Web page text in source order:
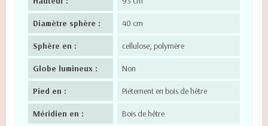
Diamètre sphère : 40 cm
Sphère en : cellulose, polymère
Globe lumineux : Non
Pied en : Piétement en bois de hêtre
Méridien en : Bois de hêtre